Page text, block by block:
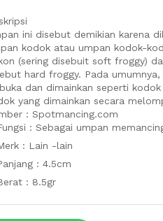
ini disebut demikian karena
kodok atau umpan kodok-
(sering disebuit soft froggy)
hard froggy. Pada
dan dimainkan seperti
yang dimainkan secara
: Spotmancing.com
: Sebagai umpan
: Lain -lain
: 4.5cm
: 8.5gr